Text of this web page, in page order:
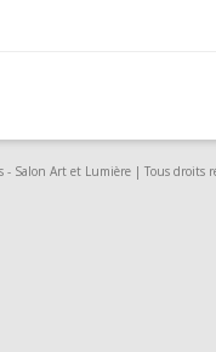
- Salon Art et Lumière | Tous droits